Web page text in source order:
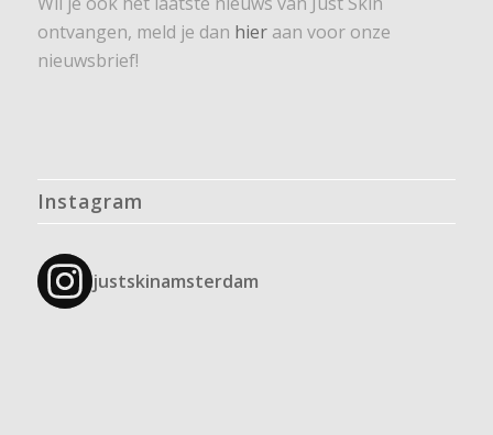
ontvangen, meld je dan hieraan voor onze
nieuwsbrief!
Instagram
justskinamsterdam